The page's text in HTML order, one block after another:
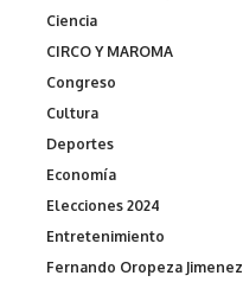
Ciencia
CIRCO Y MAROMA
Congreso
Cultura
Deportes
Economía
Elecciones 2024
Entretenimiento
Fernando Oropeza Jimenez